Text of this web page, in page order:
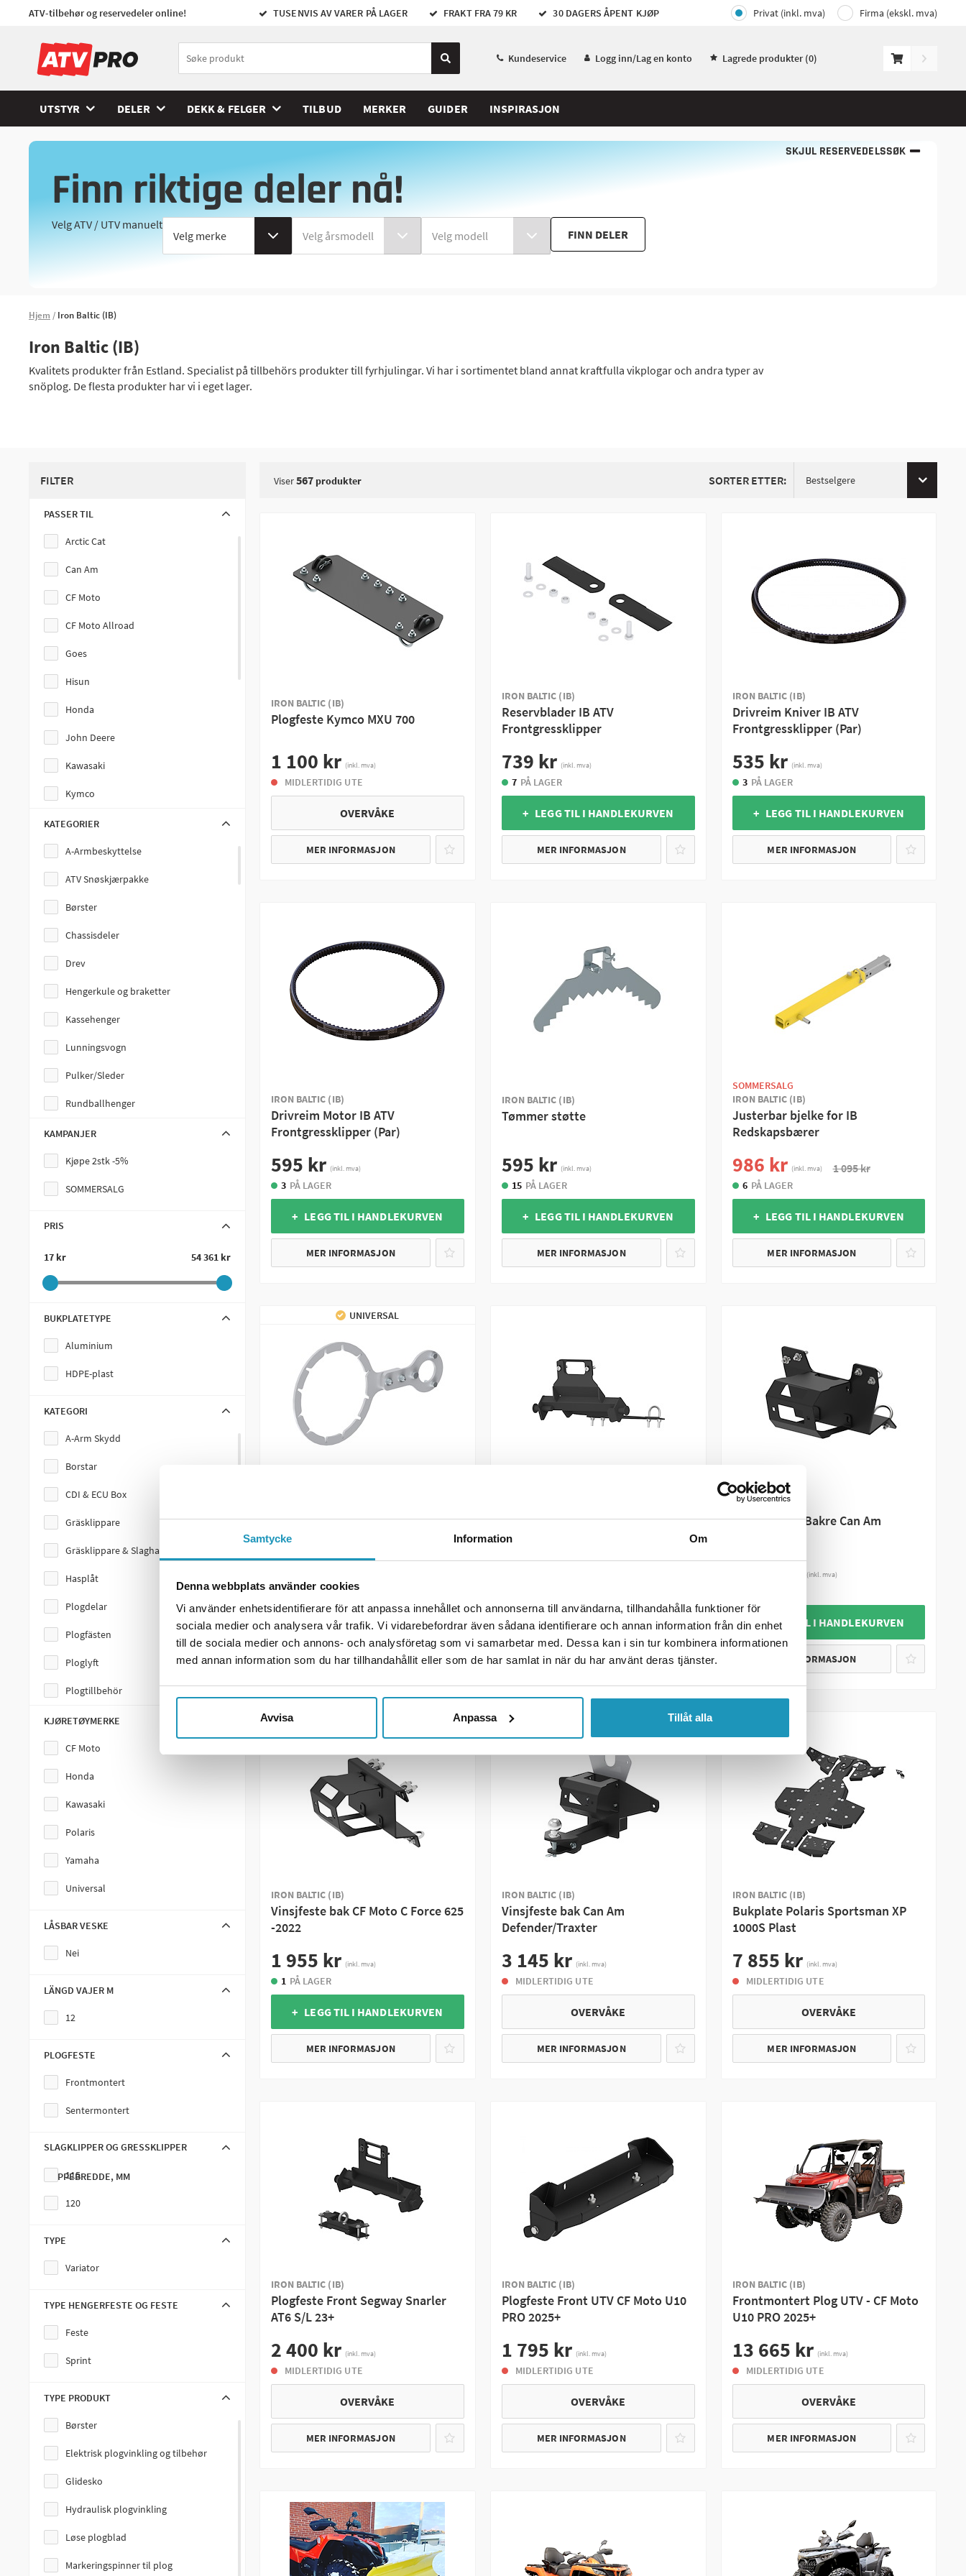
Samtycke Information Om
Denna webbplats använder cookies
Vi använder enhetsidentifierare för att anpassa innehållet och annonserna till användarna, tillhandahålla funktioner för
sociala medier och analysera vår trafik. Vi vidarebefordrar även sådana identifierare och annan information från din enhet
till de sociala medier och annons- och analysföretag som vi samarbetar med. Dessa kan i sin tur kombinera informationen
med annan information som du har tillhandahållit eller som de har samlat in när du har använt deras tjänster.
Avvisa Anpassa Tillåt alla
ATV-tilbehør og reservedeler online! TUSENVIS AV VARER PÅ LAGER FRAKT FRA 79 KR 30 DAGERS ÅPENT KJØP Privat (inkl. mva) Firma (ekskl. mva)
Kundeservice Logg inn/Lag en konto Lagrede produkter (0)
UTSTYR DELER DEKK & FELGER TILBUD MERKER GUIDER INSPIRASJON
SKJUL RESERVEDELSSØK
Finn riktige deler nå!
Velg ATV / UTV manuelt
FINN DELER
Hjem Iron Baltic (IB)
Iron Baltic (IB)
Kvalitets produkter från Estland. Specialist på tillbehörs produkter till fyrhjulingar. Vi har i sortimentet bland annat kraftfulla vikplogar och andra typer av
snöplog. De flesta produkter har vi i eget lager.
FILTER
PASSER TIL
Arctic Cat
Can Am
CF Moto
CF Moto Allroad
Goes
Hisun
Honda
John Deere
Kawasaki
Kymco
Linhai
Odes
Polaris
Segway
SMC
Suzuki
TGB
Yamaha
KATEGORIER
A-Armbeskyttelse
ATV Snøskjærpakke
Børster
Chassisdeler
Drev
Hengerkule og braketter
Kassehenger
Lunningsvogn
Pulker/Sleder
Rundballhenger
Skiløype Setter
Spiralkabel
Tilhengerutstyr
UTV Snøskjærpakke
Beitepusser
CDI & ECU Bokser
Deler
Hevesett
Motorsagholder
V-Plog
Fjærer
Gressklipper
Sklisko
Cargo Rack
Chassisdeler
Snøskjær
Snøskjær Deler
Drivlinje
Kabel & Bajonettkoblinger
Kniver
Plogfjær
Redskap
Variatorreimer
Beskyttelse
Plogsplint
Henger
Plogvinger
Receiver Mount System
Vinsj Mounts
Harver
Lastskopa
Vinsjer
Bagasjebokser & Redskapsbærer
Slitestål
Raker
KAMPANJER
Kjøpe 2stk -5%
SOMMERSALG
PRIS
17 kr 54 361 kr
BUKPLATETYPE
Aluminium
HDPE-plast
KATEGORI
A-Arm Skydd
Borstar
CDI & ECU Box
Gräsklippare
Gräsklippare & Slaghack
Hasplåt
Plogdelar
Plogfästen
Ploglyft
Plogtillbehör
Pulkor & Slädar
Redskap
Redskapsbärare
Skidspårdragare
Skopor
Vagnar
Vikplogspaket
KJØRETØYMERKE
CF Moto
Honda
Kawasaki
Polaris
Yamaha
Universal
LÅSBAR VESKE
Nei
LÄNGD VAJER M
12
PLOGFESTE
Frontmontert
Sentermontert
SLAGKLIPPER OG GRESSKLIPPER
KLIPPEBREDDE, MM
115
120
TYPE
Variator
TYPE HENGERFESTE OG FESTE
Feste
Sprint
TYPE PRODUKT
Børster
Elektrisk plogvinkling og tilbehør
Glidesko
Hydraulisk plogvinkling
Løse plogblad
Markeringspinner til plog
Viser567produkter SORTER ETTER: Bestselgere
IRON BALTIC (IB)
Plogfeste Kymco MXU 700
1 100 kr (inkl. mva)
MIDLERTIDIG UTE
OVERVÅKE
MER INFORMASJON
IRON BALTIC (IB)
Reservblader IB ATV
Frontgressklipper
739 kr (inkl. mva)
7 PÅ LAGER
+ LEGG TIL I HANDLEKURVEN
MER INFORMASJON
IRON BALTIC (IB)
Drivreim Kniver IB ATV
Frontgressklipper (Par)
535 kr (inkl. mva)
3 PÅ LAGER
+ LEGG TIL I HANDLEKURVEN
MER INFORMASJON
IRON BALTIC (IB)
Drivreim Motor IB ATV
Frontgressklipper (Par)
595 kr (inkl. mva)
3 PÅ LAGER
+ LEGG TIL I HANDLEKURVEN
MER INFORMASJON
IRON BALTIC (IB)
Tømmer støtte
595 kr (inkl. mva)
15 PÅ LAGER
+ LEGG TIL I HANDLEKURVEN
MER INFORMASJON
SOMMERSALG
IRON BALTIC (IB)
Justerbar bjelke for IB
Redskapsbærer
986 kr (inkl. mva) 1 095 kr
6 PÅ LAGER
+ LEGG TIL I HANDLEKURVEN
MER INFORMASJON
UNIVERSAL
Koblingsverktøy Can-Am
2 PÅ LAGER
+ LEGG TIL I HANDLEKURVEN
MER INFORMASJON
Outlander 850/1000 Krever
Narrow Push Tube
+ LEGG TIL I HANDLEKURVEN
MER INFORMASJON
IRON BALTIC (IB)
Vinsjbrakett Bakre Can Am
(inkl. mva)
+ LEGG TIL I HANDLEKURVEN
MER INFORMASJON
IRON BALTIC (IB)
Vinsjfeste bak CF Moto C Force 625
-2022
1 955 kr (inkl. mva)
1 PÅ LAGER
+ LEGG TIL I HANDLEKURVEN
MER INFORMASJON
IRON BALTIC (IB)
Vinsjfeste bak Can Am
Defender/Traxter
3 145 kr (inkl. mva)
MIDLERTIDIG UTE
OVERVÅKE
MER INFORMASJON
IRON BALTIC (IB)
Bukplate Polaris Sportsman XP
1000S Plast
7 855 kr (inkl. mva)
MIDLERTIDIG UTE
OVERVÅKE
MER INFORMASJON
IRON BALTIC (IB)
Plogfeste Front Segway Snarler
AT6 S/L 23+
2 400 kr (inkl. mva)
MIDLERTIDIG UTE
OVERVÅKE
MER INFORMASJON
IRON BALTIC (IB)
Plogfeste Front UTV CF Moto U10
PRO 2025+
1 795 kr (inkl. mva)
MIDLERTIDIG UTE
OVERVÅKE
MER INFORMASJON
IRON BALTIC (IB)
Frontmontert Plog UTV - CF Moto
U10 PRO 2025+
13 665 kr (inkl. mva)
MIDLERTIDIG UTE
OVERVÅKE
MER INFORMASJON